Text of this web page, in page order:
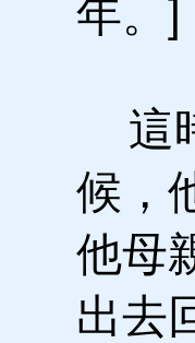
年。]
這
候，
他母
出去